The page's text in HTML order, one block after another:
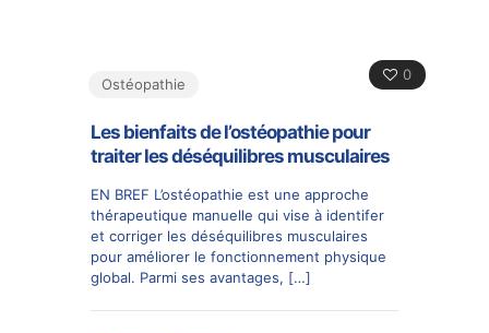
0
Ostéopathie
Les bienfaits de l’ostéopathie pour
traiter les déséquilibres musculaires
EN BREF L’ostéopathie est une approche
thérapeutique manuelle qui vise à identifer
et corriger les déséquilibres musculaires
pour améliorer le fonctionnement physique
global. Parmi ses avantages, […]